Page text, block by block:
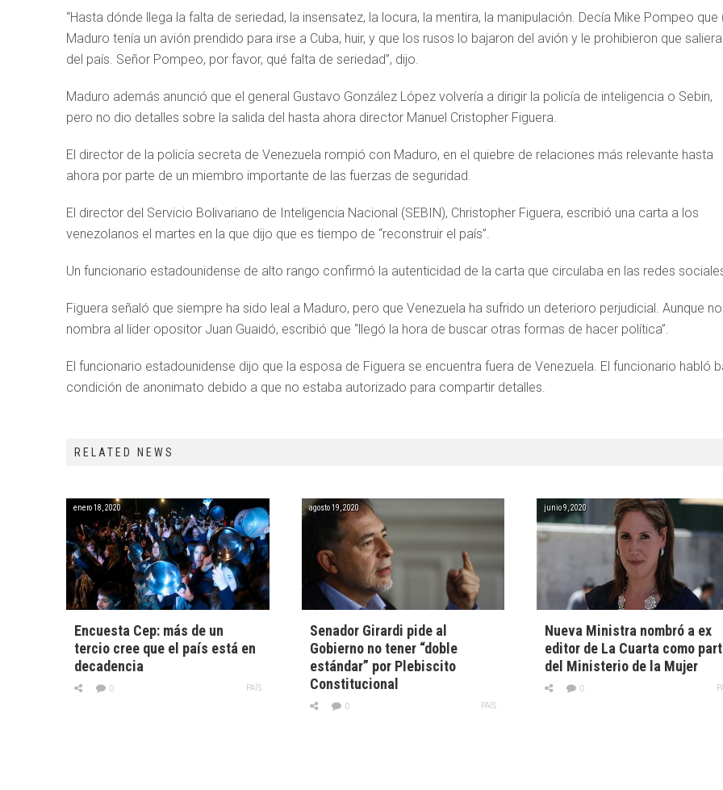
“Hasta dónde llega la falta de seriedad, la insensatez, la locura, la mentira, la manipulación. Decía Mike Pompeo que
Maduro tenía un avión prendido para irse a Cuba, huir, y que los rusos lo bajaron del avión y le prohibieron que saliera
del país. Señor Pompeo, por favor, qué falta de seriedad”, dijo.
Maduro además anunció que el general Gustavo González López volvería a dirigir la policía de inteligencia o Sebin,
pero no dio detalles sobre la salida del hasta ahora director Manuel Cristopher Figuera.
El director de la policía secreta de Venezuela rompió con Maduro, en el quiebre de relaciones más relevante hasta
ahora por parte de un miembro importante de las fuerzas de seguridad.
El director del Servicio Bolivariano de Inteligencia Nacional (SEBIN), Christopher Figuera, escribió una carta a los
venezolanos el martes en la que dijo que es tiempo de “reconstruir el país”.
Un funcionario estadounidense de alto rango confirmó la autenticidad de la carta que circulaba en las redes
Figuera señaló que siempre ha sido leal a Maduro, pero que Venezuela ha sufrido un deterioro perjudicial. Aunque no
nombra al líder opositor Juan Guaidó, escribió que “llegó la hora de buscar otras formas de hacer política”.
El funcionario estadounidense dijo que la esposa de Figuera se encuentra fuera de Venezuela. El funcionario habló
condición de anonimato debido a que no estaba autorizado para compartir detalles.
RELATED NEWS
enero 18, 2020
Encuesta Cep: más de un
tercio cree que el país está en
decadencia
PAÍS
0
agosto 19, 2020
Senador Girardi pide al
Gobierno no tener “doble
estándar” por Plebiscito
Constitucional
PAÍS
0
junio 9, 2020
Nueva Ministra nombró a ex
editor de La Cuarta como
del Ministerio de la Mujer
0